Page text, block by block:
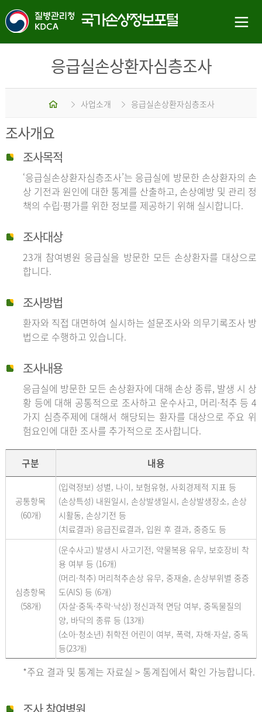
응급실손상환자심층조사
홈 사업소개 응급실손상환자심층조사
조사개요
조사목적
‘응급실손상환자심층조사’는 응급실에 방문한 손상환자의 손
상 기전과 원인에 대한 통계를 산출하고, 손상예방 및 관리 정
책의 수립·평가를 위한 정보를 제공하기 위해 실시합니다.
조사대상
23개 참여병원 응급실을 방문한 모든 손상환자를 대상으로
합니다.
조사방법
환자와 직접 대면하여 실시하는 설문조사와 의무기록조사 방
법으로 수행하고 있습니다.
조사내용
응급실에 방문한 모든 손상환자에 대해 손상 종류, 발생 시 상
황 등에 대해 공통적으로 조사하고 운수사고, 머리·척추 등 4
가지 심층주제에 대해서 해당되는 환자를 대상으로 주요 위
험요인에 대한 조사를 추가적으로 조사합니다.
구분 내용
공통항목
(60개)
(입력정보) 성별, 나이, 보험유형, 사회경제적 지표 등
(손상특성) 내원일시, 손상발생일시, 손상발생장소, 손상
시활동, 손상기전 등
(치료결과) 응급진료결과, 입원 후 결과, 중증도 등
심층항목
(58개)
(운수사고) 발생시 사고기전, 약물복용 유무, 보호장비 착
용 여부 등 (16개)
(머리·척추) 머리척추손상 유무, 중재술, 손상부위별 중증
도(AIS) 등 (6개)
(자살·중독·추락·낙상) 정신과적 면담 여부, 중독물질의
양, 바닥의 종류 등 (13개)
(소아·청소년) 취학전 어린이 여부, 폭력, 자해·자살, 중독
등(23개)
*주요 결과 및 통계는 자료실 > 통계집에서 확인 가능합니다.